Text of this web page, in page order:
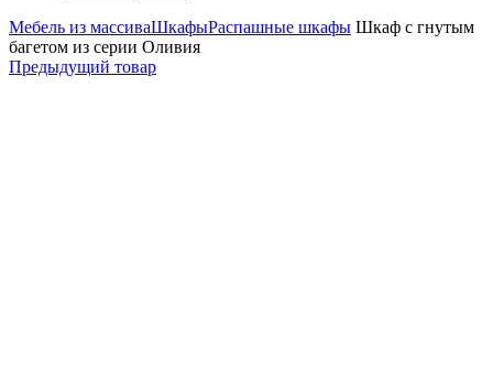
Мебель из массиваШкафыРаспашные шкафы Шкаф с гнутым
багетом из серии Оливия
Предыдущий товар